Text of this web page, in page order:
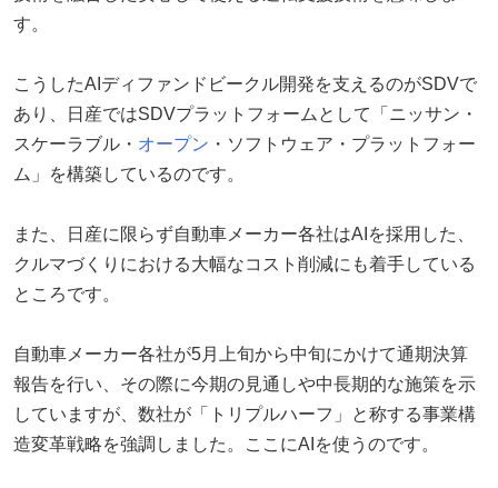
す。
こうしたAIディファンドビークル開発を支えるのがSDVで
あり、日産ではSDVプラットフォームとして「ニッサン・
スケーラブル・ オープン ・ソフトウェア・プラットフォー
ム」を構築しているのです。
また、日産に限らず自動車メーカー各社はAIを採用した、
クルマづくりにおける大幅なコスト削減にも着手している
ところです。
自動車メーカー各社が5月上旬から中旬にかけて通期決算
報告を行い、その際に今期の見通しや中長期的な施策を示
していますが、数社が「トリプルハーフ」と称する事業構
造変革戦略を強調しました。ここにAIを使うのです。